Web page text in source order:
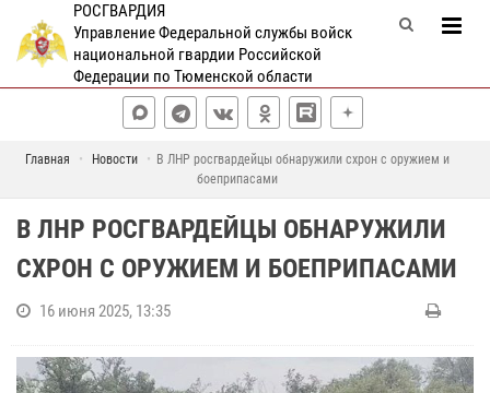
РОСГВАРДИЯ
Управление Федеральной службы войск
национальной гвардии Российской
Федерации по Тюменской области
Главная Новости
В ЛНР росгвардейцы обнаружили схрон с оружием и
боеприпасами
В ЛНР РОСГВАРДЕЙЦЫ ОБНАРУЖИЛИ
СХРОН С ОРУЖИЕМ И БОЕПРИПАСАМИ
16 июня 2025, 13:35